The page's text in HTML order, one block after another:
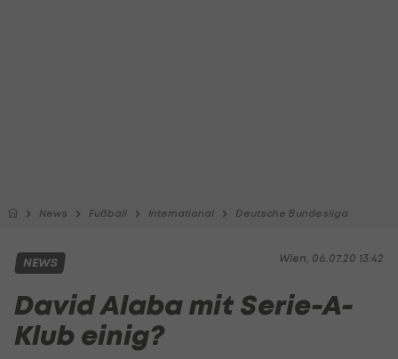
News Fußball International Deutsche Bundesliga
Wien, 06.07.20 13:42
NEWS
David Alaba mit Serie-A-
Klub einig?